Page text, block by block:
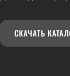
СКАЧАТЬ